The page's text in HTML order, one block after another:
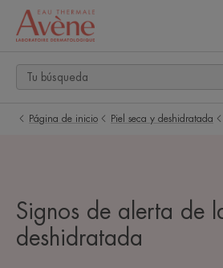
Página de inicio Piel seca y deshidratada
Signos de alerta de
deshidratada